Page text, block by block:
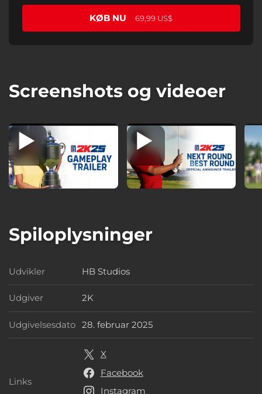
KØB NU 69,99 US$
Screenshots og videoer
Spiloplysninger
Udvikler Udvikler
HB Studios
Udgiver Udgiver
2K
Udgivelsesdato Udgivelsesdato
28. februar 2025
Links Links
X
Facebook
Instagram